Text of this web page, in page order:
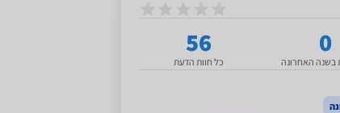
0
בשנה האחרונה
56
כל חוות הדעת